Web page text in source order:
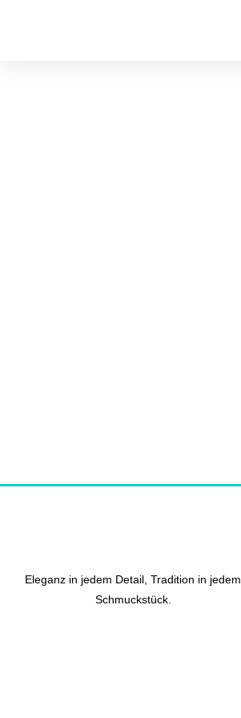
Eleganz in jedem Detail, Tradition in jedem
Schmuckstück.